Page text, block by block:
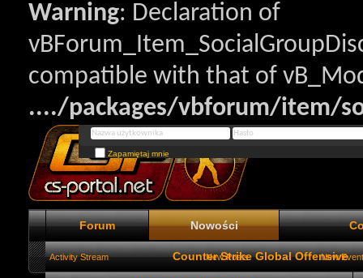
Warning: Declaration of
compatible with that of
..../packages/vbforum/item/
Zapamiętaj mnie
Forum Nowości
Activity Stream New Posts New
Counter Strike Global Offensive